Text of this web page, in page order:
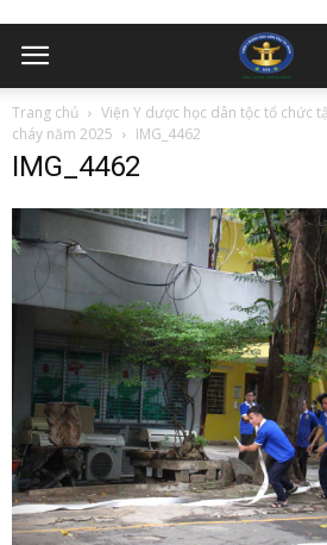
Trang chủ
Viện Y dược học dân tộc tổ chức
cháy năm 2025
IMG_4462
IMG_4462